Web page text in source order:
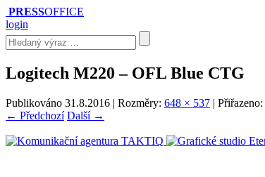
PRESSOFFICE
login
Logitech M220 – OFL Blue CTG
Publikováno 31.8.2016 | Rozměry: 648 × 537 | Přiřazeno:
← Předchozí Další →